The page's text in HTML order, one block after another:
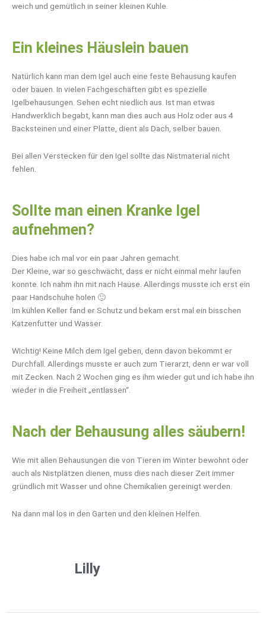
weich und gemütlich in seiner kleinen Kuhle.
Ein kleines Häuslein bauen
Natürlich kann man dem Igel auch eine feste Behausung kaufen
oder bauen. In vielen Fachgeschäften gibt es spezielle
Igelbehausungen. Sehen echt niedlich aus. Ist man etwas
Handwerklich begabt, kann man dies auch aus Holz oder aus 4
Backsteinen und einer Platte, dient als Dach, selber bauen.
Bei allen Verstecken für den Igel sollte das Nistmaterial nicht
fehlen.
Sollte man einen Kranke Igel
aufnehmen?
Dies habe ich mal vor ein paar Jahren gemacht.
Der Kleine, war so geschwächt, dass er nicht einmal mehr laufen
konnte. Ich nahm ihn mit nach Hause. Allerdings musste ich erst ein
paar Handschuhe holen 🙂
Im kühlen Keller fand er Schutz und bekam erst mal ein bisschen
Katzenfutter und Wasser.
Wichtig! Keine Milch dem Igel geben, denn davon bekommt er
Durchfall. Allerdings musste er auch zum Tierarzt, denn er war voll
mit Zecken. Nach 2 Wochen ging es ihm wieder gut und ich habe ihn
wieder in die Freiheit „entlassen“.
Nach der Behausung alles säubern!
Wie mit allen Behausungen die von Tieren im Winter bewohnt oder
auch als Nistplätzen dienen, muss dies nach dieser Zeit immer
gründlich mit Wasser und ohne Chemikalien gereinigt werden.
Na dann mal los in den Garten und den kleinen Helfen.
Lilly